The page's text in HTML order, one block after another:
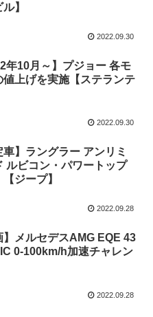
】
2022.09.30
年10月～】プジョー 各モ
値上げを実施【ステランテ
2022.09.30
車】ラングラー アンリミ
ルビコン・パワートップ
ジープ】
2022.09.28
】メルセデスAMG EQE 43
0-100km/h加速チャレン
2022.09.28